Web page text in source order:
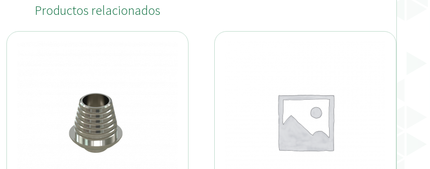
Productos relacionados